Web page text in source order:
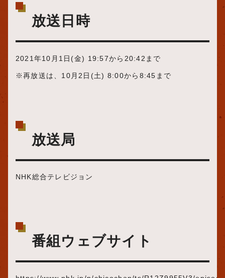
放送日時
2021年10月1日(金) 19:57から20:42まで
※再放送は、10月2日(土) 8:00から8:45まで
放送局
NHK総合テレビジョン
番組ウェブサイト